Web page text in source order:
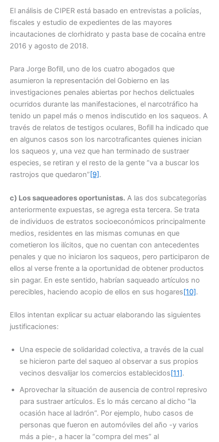
El análisis de CIPER está basado en entrevistas a policías,
fiscales y estudio de expedientes de las mayores
incautaciones de clorhidrato y pasta base de cocaína entre
2016 y agosto de 2018.
Para Jorge Bofill, uno de los cuatro abogados que
asumieron la representación del Gobierno en las
investigaciones penales abiertas por hechos delictuales
ocurridos durante las manifestaciones, el narcotráfico ha
tenido un papel más o menos indiscutido en los saqueos. A
través de relatos de testigos oculares, Bofill ha indicado que
en algunos casos son los narcotraficantes quienes inician
los saqueos y, una vez que han terminado de sustraer
especies, se retiran y el resto de la gente “va a buscar los
rastrojos que quedaron” [9].
c) Los saqueadores oportunistas. A las dos subcategorías
anteriormente expuestas, se agrega esta tercera. Se trata
de individuos de estratos socioeconómicos principalmente
medios, residentes en las mismas comunas en que
cometieron los ilícitos, que no cuentan con antecedentes
penales y que no iniciaron los saqueos, pero participaron de
ellos al verse frente a la oportunidad de obtener productos
sin pagar. En este sentido, habrían saqueado artículos no
perecibles, haciendo acopio de ellos en sus hogares[10].
Ellos intentan explicar su actuar elaborando las siguientes
justificaciones:
Una especie de solidaridad colectiva, a través de la cual
se hicieron parte del saqueo al observar a sus propios
vecinos desvalijar los comercios establecidos[11].
Aprovechar la situación de ausencia de control represivo
para sustraer artículos. Es lo más cercano al dicho “la
ocasión hace al ladrón”. Por ejemplo, hubo casos de
personas que fueron en automóviles del año -y varios
más a pie-, a hacer la “compra del mes” al